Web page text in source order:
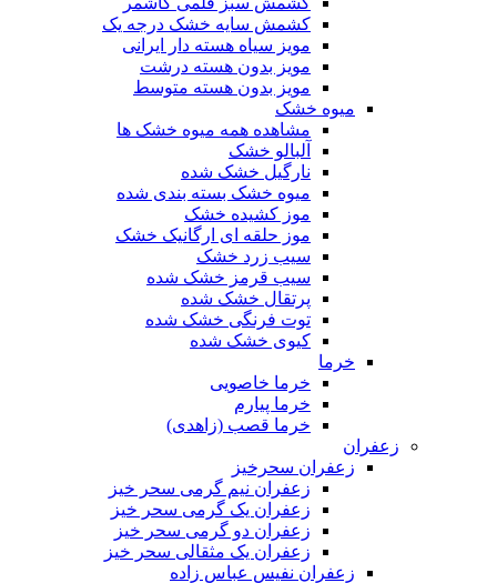
کشمش سایه خشک درجه یک
مویز سیاه هسته دار ایرانی
مویز بدون هسته درشت
مویز بدون هسته متوسط
میوه خشک
مشاهده همه میوه خشک ها
آلبالو خشک
نارگیل خشک شده
میوه خشک بسته بندی شده
موز کشیده خشک
موز حلقه ای ارگانیک خشک
سیب زرد خشک
سیب قرمز خشک شده
پرتقال خشک شده
توت فرنگی خشک شده
کیوی خشک شده
خرما
خرما خاصویی
خرما پیارم
خرما قصب (زاهدی)
زعفران
زعفران سحرخیز
زعفران نیم گرمی سحر خیز
زعفران یک گرمی سحر خیز
زعفران دو گرمی سحر خیز
زعفران یک مثقالی سحر خیز
زعفران نفیس عباس زاده